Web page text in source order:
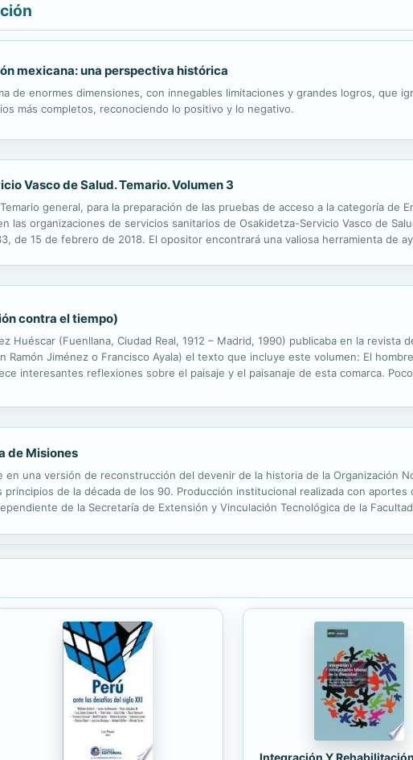
mexicana: una perspectiva histórica
de enormes dimensiones, con innegables limitaciones y grandes logros, que
más completos, reconociendo lo positivo y lo negativo.
Vasco de Salud. Temario. Volumen 3
general, para la preparación de las pruebas de acceso a la categoría de
las organizaciones de servicios sanitarios de Osakidetza-Servicio Vasco de
de 15 de febrero de 2018. El opositor encontrará una valiosa herramienta de
contra el tiempo)
Huéscar (Fuenllana, Ciudad Real, 1912 – Madrid, 1990) publicaba en la revista
Ramón Jiménez o Francisco Ayala) el texto que incluye este volumen: El
interesantes reflexiones sobre el paisaje y el paisanaje de esta comarca.
de Misiones
una versión de reconstrucción del devenir de la historia de la Organización
principios de la década de los 90. Producción institucional realizada con
de la Secretaría de Extensión y Vinculación Tecnológica de la
Integración Y